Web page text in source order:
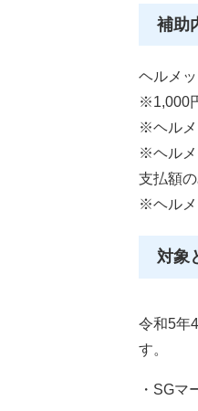
補助
ヘルメ
※1,000
※ヘルメ
※ヘルメ
支払額
※ヘルメ
対象
令和5年
す。
・SG